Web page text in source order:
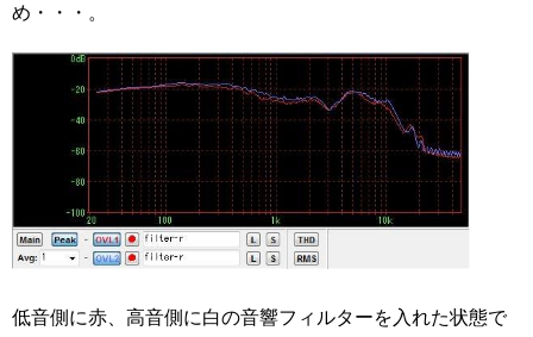
め・・・。
低音側に赤、高音側に白の音響フィルターを入れた状態で